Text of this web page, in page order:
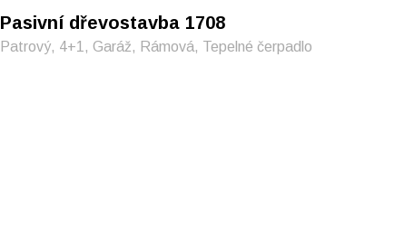
Pasivní dřevostavba 1708
Patrový, 4+1, Garáž, Rámová, Tepelné čerpadlo